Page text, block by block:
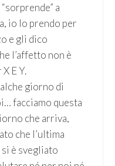
a
io lo prendo per
e gli dico
l’affetto non è
E Y.
giorno di
facciamo questa
che arriva,
che l’ultima
è svegliato